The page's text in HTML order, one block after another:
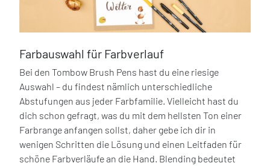
Farbauswahl für Farbverlauf
Bei den Tombow Brush Pens hast du eine riesige
Auswahl – du findest nämlich unterschiedliche
Abstufungen aus jeder Farbfamilie. Vielleicht hast du
dich schon gefragt, was du mit dem hellsten Ton einer
Farbrange anfangen sollst, daher gebe ich dir in
wenigen Schritten die Lösung und einen Leitfaden für
schöne Farbverläufe an die Hand. Blending bedeutet